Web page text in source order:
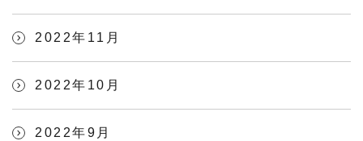
2022年11月
2022年10月
2022年9月